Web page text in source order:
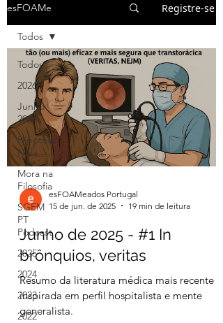
esFOAMe Registre-se
Todos
2026
Junho
2026
Hipótese
Nula
Mora na
Filosofia
SGEM
PT
Podcast
2025
2024
2023
2022
Todos
esFOAMeados Portugal
15 de jun. de 2025
19 min de leitura
Junho de 2025 - #1 In
brônquios, veritas
Resumo da literatura médica mais recente
inspirada em perfil hospitalista e mente
generalista.